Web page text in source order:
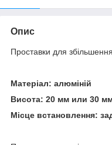
Опис
Проставки для
Матеріал: алюміній
Висота: 20 мм или 30
Місце встановлення: